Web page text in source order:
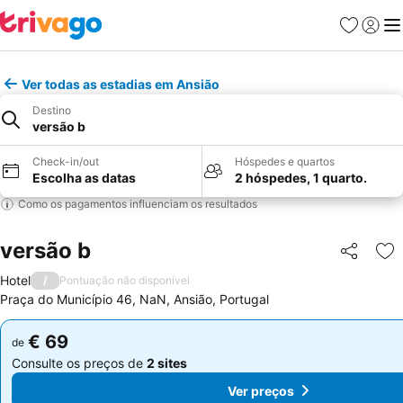
Favoritos
Iniciar
Ver todas as estadias em Ansião
Destino
versão b
Check-in/out
Escolha as datas
Hóspedes e quartos
2 hóspedes, 1 quarto.
Como os pagamentos influenciam os resultados
versão b Partilhar
Hotel / Pontuação não disponível
Praça do Município 46, NaN, Ansião, Portugal
de € 69
Consulte os preços de 2 sites
de € 69
Consulte os preços de 2 sites
Ver preços